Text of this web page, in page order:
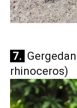
7.
rhinoceros)